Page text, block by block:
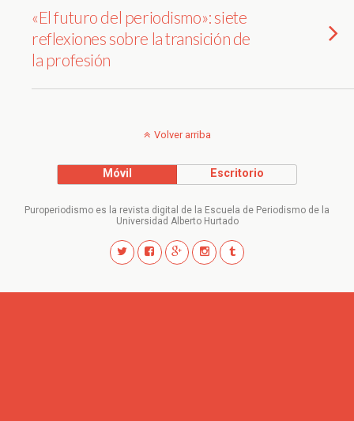
«El futuro del periodismo»: siete
reflexiones sobre la transición de
la profesión
Volver arriba
Móvil Escritorio
Puroperiodismo es la revista digital de la Escuela de Periodismo de la
Universidad Alberto Hurtado